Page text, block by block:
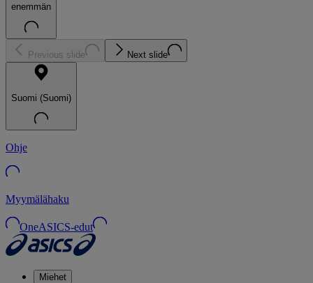
enemmän
Previous slide Next slide
Suomi (Suomi)
Ohje
Myymälähaku
OneASICS-edut
Miehet